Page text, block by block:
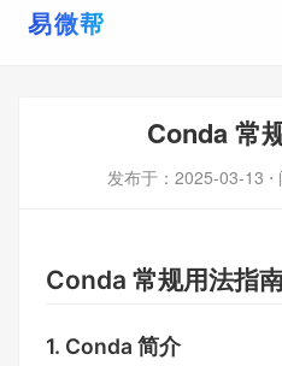
Conda 常
发布于： 2025-03-13
Conda 常规用法指
1. Conda 简介